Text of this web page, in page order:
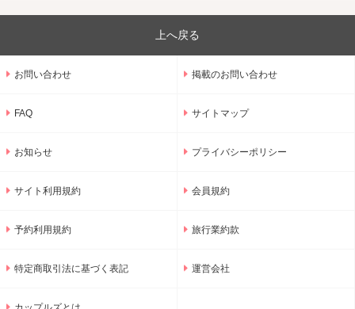
上へ戻る
お問い合わせ 掲載のお問い合わせ
FAQ サイトマップ
お知らせ プライバシーポリシー
サイト利用規約 会員規約
予約利用規約 旅行業約款
特定商取引法に基づく表記 運営会社